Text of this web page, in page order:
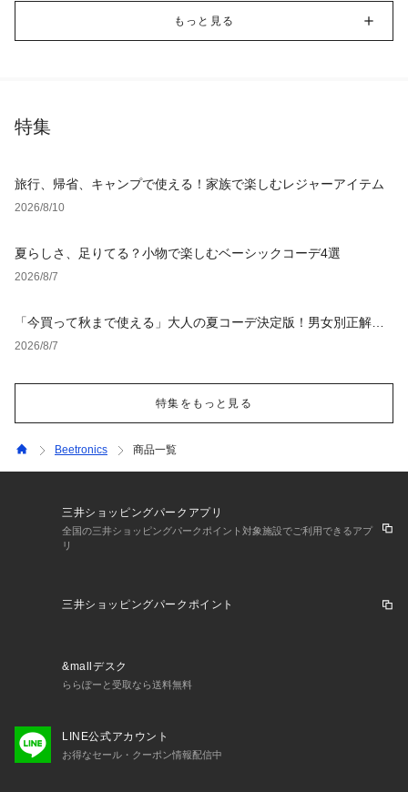
もっと見る
特集
旅行、帰省、キャンプで使える！家族で楽しむレジャーアイテム
2026/8/10
夏らしさ、足りてる？小物で楽しむベーシックコーデ4選
2026/8/7
「今買って秋まで使える」大人の夏コーデ決定版！男女別正解ス
タイルとNGな着こなし
2026/8/7
特集をもっと見る
Beetronics 商品一覧
三井ショッピングパークアプリ
全国の三井ショッピングパークポイント対象施設でご利用できるアプ
リ
三井ショッピングパークポイント
&mallデスク
ららぽーと受取なら送料無料
LINE公式アカウント
お得なセール・クーポン情報配信中